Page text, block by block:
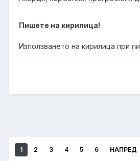
Пишете на кирилица!
Използването на кирилица при
1 2 3 4 5 6 НАПРЕД